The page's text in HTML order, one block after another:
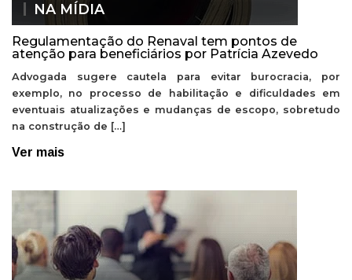
NA MÍDIA
Regulamentação do Renaval tem pontos de
atenção para beneficiários por Patrícia Azevedo
Advogada sugere cautela para evitar burocracia, por
exemplo, no processo de habilitação e dificuldades em
eventuais atualizações e mudanças de escopo, sobretudo
na construção de […]
Ver mais